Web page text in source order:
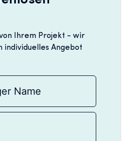
von Ihrem Projekt - wir
individuelles Angebot